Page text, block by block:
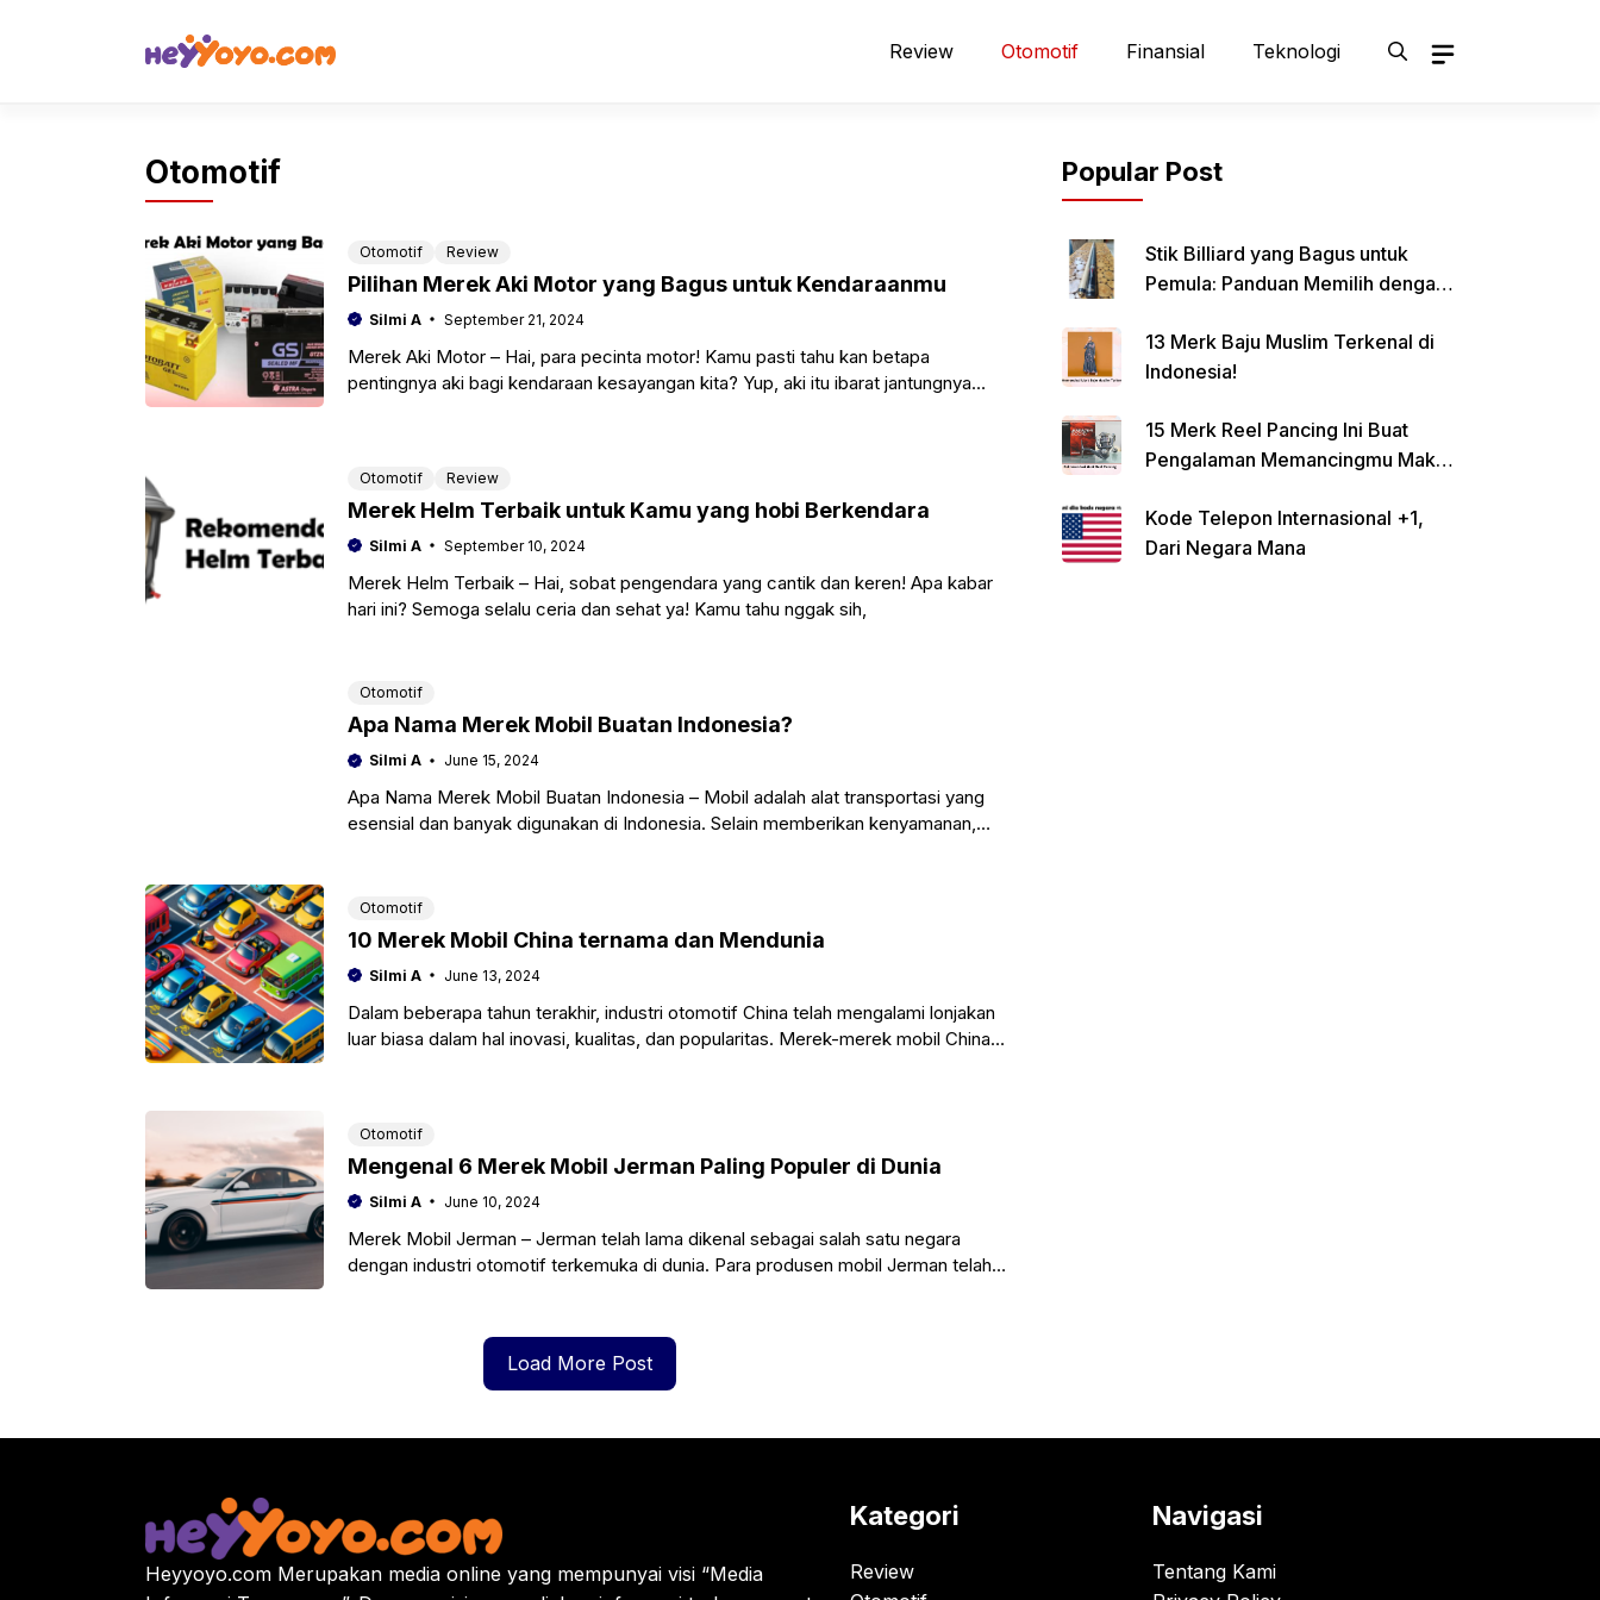
Review Otomotif Finansial Teknologi
Otomotif
Otomotif Review
Pilihan Merek Aki Motor yang Bagus untuk Kendaraanmu
Silmi A September 21, 2024
Merek Aki Motor – Hai, para pecinta motor! Kamu pasti tahu kan betapa
pentingnya aki bagi kendaraan kesayangan kita? Yup, aki itu ibarat jantungnya
Otomotif Review
Merek Helm Terbaik untuk Kamu yang hobi Berkendara
Silmi A September 10, 2024
Merek Helm Terbaik – Hai, sobat pengendara yang cantik dan keren! Apa kabar
hari ini? Semoga selalu ceria dan sehat ya! Kamu tahu nggak sih,
Otomotif
Apa Nama Merek Mobil Buatan Indonesia?
Silmi A June 15, 2024
Apa Nama Merek Mobil Buatan Indonesia – Mobil adalah alat transportasi yang
esensial dan banyak digunakan di Indonesia. Selain memberikan kenyamanan,
Otomotif
10 Merek Mobil China ternama dan Mendunia
Silmi A June 13, 2024
Dalam beberapa tahun terakhir, industri otomotif China telah mengalami lonjakan
luar biasa dalam hal inovasi, kualitas, dan popularitas. Merek-merek mobil China
Otomotif
Mengenal 6 Merek Mobil Jerman Paling Populer di Dunia
Silmi A June 10, 2024
Merek Mobil Jerman – Jerman telah lama dikenal sebagai salah satu negara
dengan industri otomotif terkemuka di dunia. Para produsen mobil Jerman telah
Load More Post
Popular Post
Stik Billiard yang Bagus untuk
Pemula: Panduan Memilih dengan
13 Merk Baju Muslim Terkenal di
Indonesia!
15 Merk Reel Pancing Ini Buat
Pengalaman Memancingmu Makin
Kode Telepon Internasional +1,
Dari Negara Mana
Heyyoyo.com Merupakan media online yang mempunyai visi “Media
Kategori
Review
Navigasi
Tentang Kami